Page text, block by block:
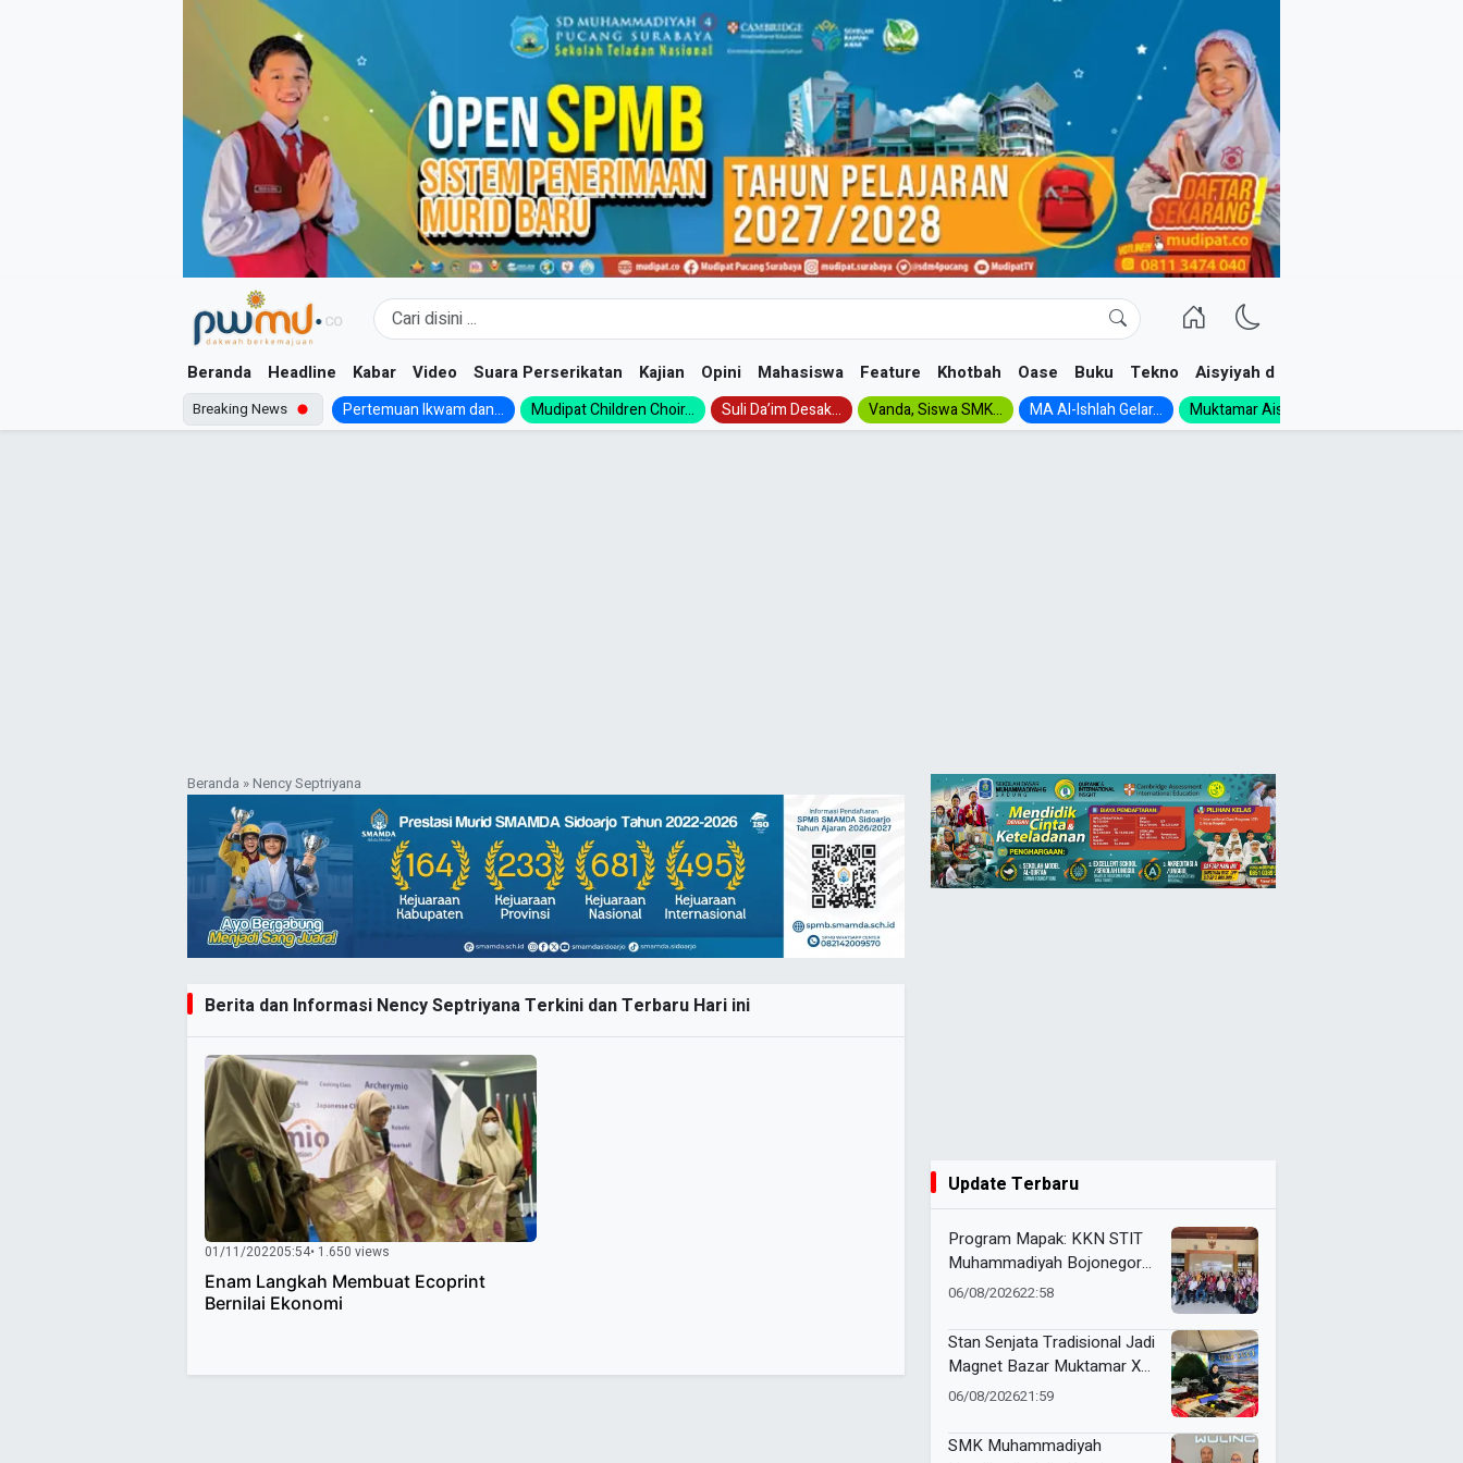
Beranda Headline Kabar Video Suara Perserikatan Kajian Opini Mahasiswa Feature Khotbah Oase Buku Tekno Aisyiyah dan NA
Breaking News Pertemuan Ikwam dan... Mudipat Children Choir... Suli Da’im Desak... Vanda, Siswa SMK... MA Al-Ishlah Gelar... Muktamar Aisyiyah 1926:...
Beranda »Nency Septriyana
Berita dan Informasi Nency Septriyana Terkini dan Terbaru Hari ini
01/11/202205:54• 1.650 views
Enam Langkah Membuat Ecoprint
Bernilai Ekonomi
Update Terbaru
Program Mapak: KKN STIT
Muhammadiyah Bojonegoro
Gelar Sosialisasi Pengolahan
06/08/202622:58
Stan Senjata Tradisional Jadi
Magnet Bazar Muktamar XVI
Tapak Suci Sedunia
06/08/202621:59
SMK Muhammadiyah